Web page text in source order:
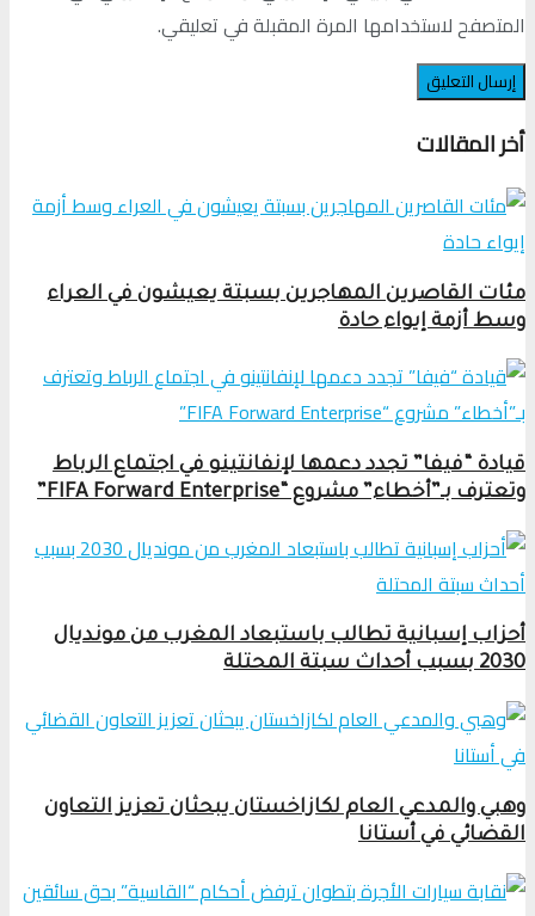
المتصفح لاستخدامها المرة المقبلة في تعليقي.
أخر المقالات
مئات القاصرين المهاجرين بسبتة يعيشون في العراء
وسط أزمة إيواء حادة
قيادة “فيفا” تجدد دعمها لإنفانتينو في اجتماع الرباط
وتعترف بـ”أخطاء” مشروع “FIFA Forward Enterprise”
أحزاب إسبانية تطالب باستبعاد المغرب من مونديال
2030 بسبب أحداث سبتة المحتلة
وهبي والمدعي العام لكازاخستان يبحثان تعزيز التعاون
القضائي في أستانا